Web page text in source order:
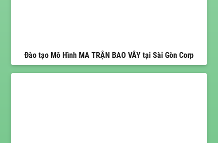
Đào tạo Mô Hình MA TRẬN BAO VÂY tại Sài Gòn Corp